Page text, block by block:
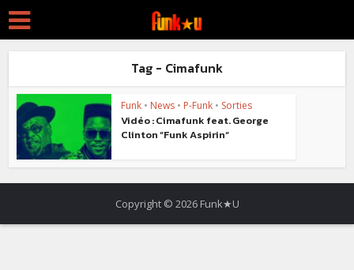
Tag - Cimafunk
Funk • News • P-Funk • Sorties
Vidéo : Cimafunk feat. George
Clinton “Funk Aspirin“
Copyright © 2026 Funk★U